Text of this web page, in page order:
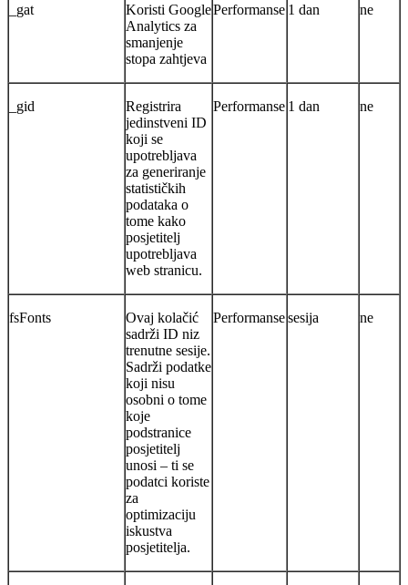
_gat
Koristi Google
Analytics za
smanjenje
stopa zahtjeva
Performanse 1 dan ne
_gid
Registrira
jedinstveni ID
koji se
upotrebljava
za generiranje
statističkih
podataka o
tome kako
posjetitelj
upotrebljava
web stranicu.
Performanse 1 dan ne
fsFonts
Ovaj kolačić
sadrži ID niz
trenutne sesije.
Sadrži podatke
koji nisu
osobni o tome
koje
podstranice
posjetitelj
unosi – ti se
podatci koriste
za
optimizaciju
iskustva
posjetitelja.
Performansesesija ne